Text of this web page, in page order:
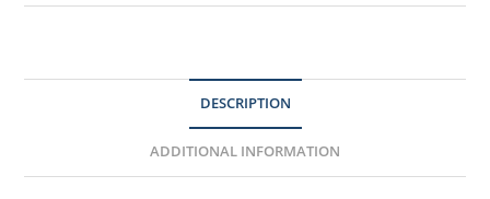
DESCRIPTION
ADDITIONAL INFORMATION